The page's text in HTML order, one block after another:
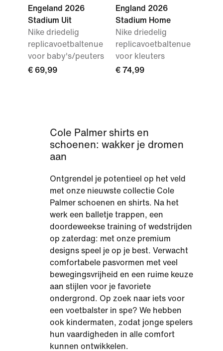
Engeland 2026
Stadium Uit
Nike driedelig
replicavoetbaltenue
voor baby's/peuters
€ 69,99
England 2026
Stadium Home
Nike driedelig
replicavoetbaltenue
voor kleuters
€ 74,99
Cole Palmer shirts en
schoenen: wakker je dromen
aan
Ontgrendel je potentieel op het veld
met onze nieuwste collectie Cole
Palmer schoenen en shirts. Na het
werk een balletje trappen, een
doordeweekse training of wedstrijden
op zaterdag: met onze premium
designs speel je op je best. Verwacht
comfortabele pasvormen met veel
bewegingsvrijheid en een ruime keuze
aan stijlen voor je favoriete
ondergrond. Op zoek naar iets voor
een voetbalster in spe? We hebben
ook kindermaten, zodat jonge spelers
hun vaardigheden in alle comfort
kunnen ontwikkelen.